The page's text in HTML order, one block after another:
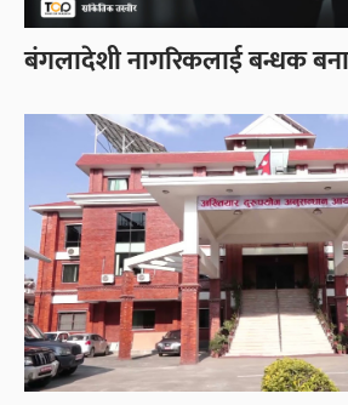
बंगलादेशी नागरिकलाई बन्धक